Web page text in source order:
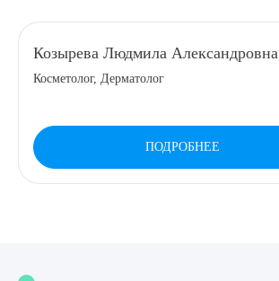
ЗАКАЗАТЬ ЗВОНОК
Козырева Людмила Александровна
Косметолог, Дерматолог
ПОДРОБНЕЕ